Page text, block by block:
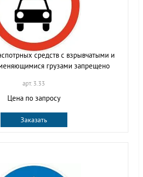
средств с взрывчатыми и
грузами запрещено
арт. 3.33
Цена по запросу
Заказать